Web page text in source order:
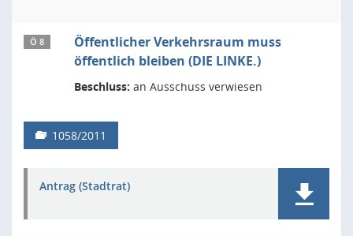
Ö 8
Öffentlicher Verkehrsraum muss
öffentlich bleiben (DIE LINKE.)
Beschluss: an Ausschuss verwiesen
1058/2011
Antrag (Stadtrat)